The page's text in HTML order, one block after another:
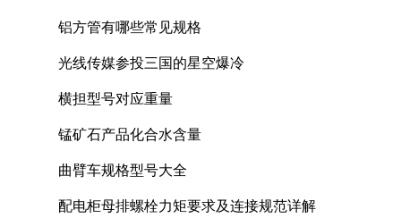
铝方管有哪些常见规格
光线传媒参投三国的星空爆冷
横担型号对应重量
锰矿石产品化合水含量
曲臂车规格型号大全
配电柜母排螺栓力矩要求及连接规范详解